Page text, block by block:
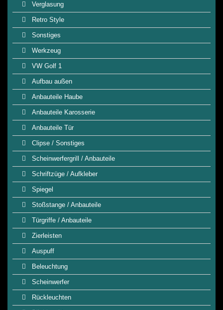
Verglasung
Retro Style
Sonstiges
Werkzeug
VW Golf 1
Aufbau außen
Anbauteile Haube
Anbauteile Karosserie
Anbauteile Tür
Clipse / Sonstiges
Scheinwerfergrill / Anbauteile
Schriftzüge / Aufkleber
Spiegel
Stoßstange / Anbauteile
Türgriffe / Anbauteile
Zierleisten
Auspuff
Beleuchtung
Scheinwerfer
Rückleuchten